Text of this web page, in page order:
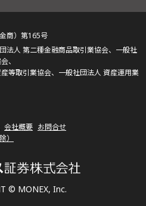
© MONEX, Inc.
商）第165号
法人 第二種金融商品取引業協会、一般社
、
等取引業協会、一般社団法人 資産運用業
会社概要 お問合せ
）